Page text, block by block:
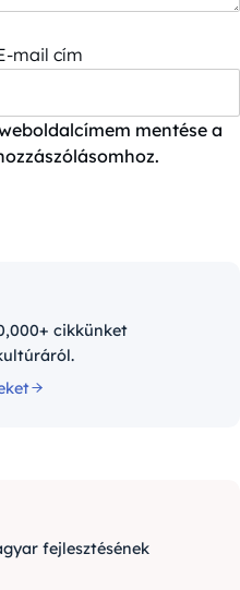
mail cím
mentése a
cikkünket
fejlesztésének